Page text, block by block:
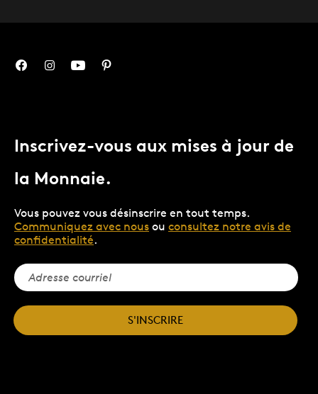
Inscrivez-vous aux mises à jour de
la Monnaie.
Vous pouvez vous désinscrire en tout temps.
Communiquez avec nous ou consultez notre avis de
confidentialité.
S'INSCRIRE